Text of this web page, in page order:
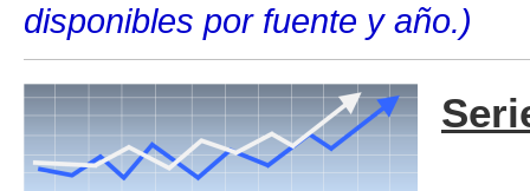
disponibles por fuente y año.)